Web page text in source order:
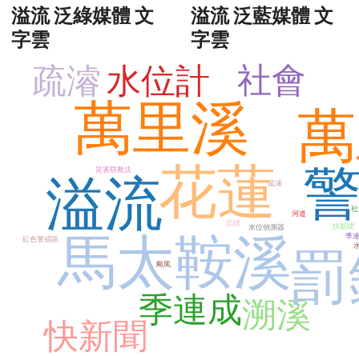
溢流 泛綠媒體 文
字雲
溢流
馬太鞍溪
萬里溪
花蓮
季連成溯溪
水位計
快新聞
社會
疏濬
颱風
紅色警戒區
災害防救法
罰鍰 水位偵測器
溢流 泛藍媒體 文
字雲
快新聞
河道
季
疏濬